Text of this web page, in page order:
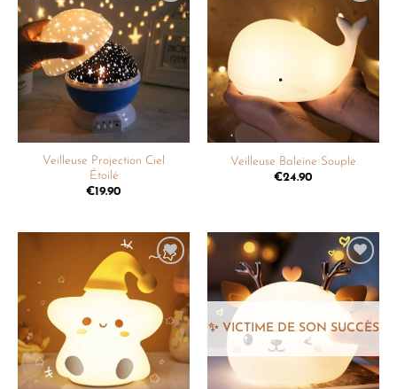
Ajouter
à la
liste de
souhaits
Veilleuse Projection Ciel
Étoilé
€19.90
Ajouter
à la
liste de
souhaits
Veilleuse Baleine Souple
€24.90
Ajouter
à la
liste de
souhaits
Ajouter
à la
liste de
souhaits